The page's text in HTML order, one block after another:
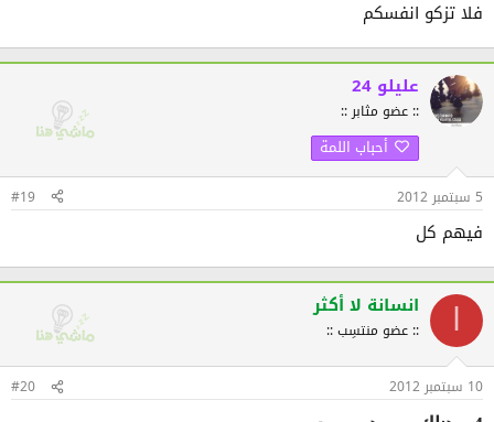
فلا تزكو انفسكم
عليلو 24
:: عضو مثابر ::
أحباب اللمة
5 سبتمبر 2012 #19
فيهم كل
انسانة لا أكثر
:: عضو منتسِب ::
10 سبتمبر 2012 #20